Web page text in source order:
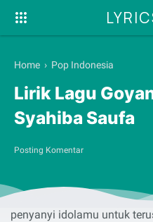
Home › Pop Indonesia
Lirik Lagu
Syahiba Saufa
Posting Komentar
Selamat membaca serta
Beib
yang dibawakan oleh
penyanyi idolamu untuk